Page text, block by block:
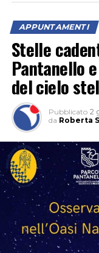
Ospiti della serata
Giallini, che
della proiezione,
condividendo
loro lavoro nel
regista Paolo
inaugurale della
APPUNTAMENTI
Stelle
Pantanello
del cielo
Pubblicato 2
da Roberta